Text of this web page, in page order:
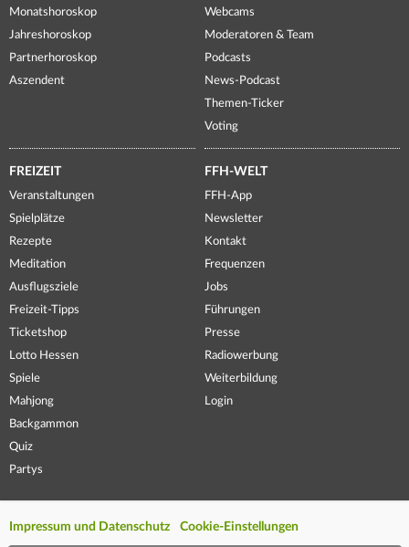
Monatshoroskop
Jahreshoroskop
Partnerhoroskop
Aszendent
Webcams
Moderatoren & Team
Podcasts
News-Podcast
Themen-Ticker
Voting
FREIZEIT
Veranstaltungen
Spielplätze
Rezepte
Meditation
Ausflugsziele
Freizeit-Tipps
Ticketshop
Lotto Hessen
Spiele
Mahjong
Backgammon
Quiz
Partys
FFH-WELT
FFH-App
Newsletter
Kontakt
Frequenzen
Jobs
Führungen
Presse
Radiowerbung
Weiterbildung
Login
Impressum und Datenschutz Cookie-Einstellungen